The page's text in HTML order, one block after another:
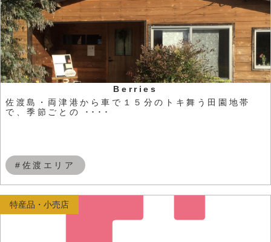
Berries
佐渡島・両津港から車で１５分のトキ舞う田園地帯
で、季節ごとの ････
#佐渡エリア
特産品・小売店